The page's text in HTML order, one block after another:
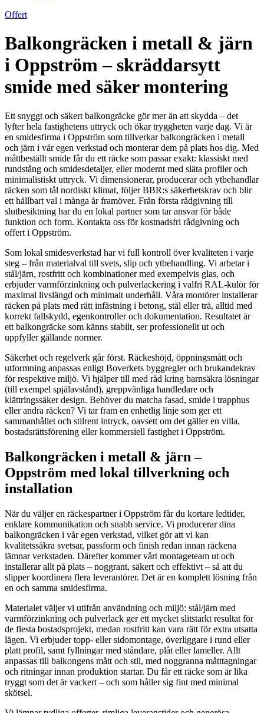
Offert
Balkongräcken i metall & järn
i Oppström – skräddarsytt
smide med säker montering
Ett snyggt och säkert balkongräcke gör mer än att skydda – det
lyfter hela fastighetens uttryck och ökar tryggheten varje dag. Vi är
en smidesfirma i Oppström som tillverkar balkongräcken i metall
och järn i vår egen verkstad och monterar dem på plats hos dig. Med
måttbeställt smide får du ett räcke som passar exakt: klassiskt med
rundstång och smidesdetaljer, eller modernt med släta profiler och
minimalistiskt uttryck. Vi dimensionerar, producerar och ytbehandlar
räcken som tål nordiskt klimat, följer BBR:s säkerhetskrav och blir
ett hållbart val i många år framöver. Från första rådgivning till
slutbesiktning har du en lokal partner som tar ansvar för både
funktion och form. Kontakta oss för kostnadsfri rådgivning och
offert i Oppström.
Som lokal smidesverkstad har vi full kontroll över kvaliteten i varje
steg – från materialval till svets, slip och ytbehandling. Vi arbetar i
stål/järn, rostfritt och kombinationer med exempelvis glas, och
erbjuder varmförzinkning och pulverlackering i valfri RAL-kulör för
maximal livslängd och minimalt underhåll. Våra montörer installerar
räcken på plats med rätt infästning i betong, stål eller trä, alltid med
korrekt fallskydd, egenkontroller och dokumentation. Resultatet är
ett balkongräcke som känns stabilt, ser professionellt ut och
uppfyller gällande normer.
Säkerhet och regelverk går först. Räckeshöjd, öppningsmått och
utformning anpassas enligt Boverkets byggregler och brukandekrav
för respektive miljö. Vi hjälper till med råd kring barnsäkra lösningar
(till exempel spjälavstånd), greppvänliga handledare och
klättringssäker design. Behöver du matcha fasad, smide i trapphus
eller andra räcken? Vi tar fram en enhetlig linje som ger ett
sammanhållet och stilrent intryck, oavsett om det gäller en villa,
bostadsrättsförening eller kommersiell fastighet i Oppström.
Balkongräcken i metall & järn –
Oppström med lokal tillverkning och
installation
När du väljer en räckespartner i Oppström får du kortare ledtider,
enklare kommunikation och snabb service. Vi producerar dina
balkongräcken i vår egen verkstad, vilket gör att vi kan
kvalitetssäkra svetsar, passform och finish redan innan räckena
lämnar verkstaden. Därefter kommer vårt montageteam ut och
installerar allt på plats – noggrant, säkert och effektivt – så att du
slipper koordinera flera leverantörer. Det är en komplett lösning från
en och samma smidesfirma.
Materialet väljer vi utifrån användning och miljö: stål/järn med
varmförzinkning och pulverlack ger ett mycket slitstarkt resultat för
de flesta bostadsprojekt, medan rostfritt kan vara rätt för extra utsatta
lägen. Vi erbjuder topp- eller sidomontage, överliggare i rund eller
platt profil, samt fyllningar med ståndare, plåt eller lameller. Allt
anpassas till balkongens mått och stil, med noggranna måtttagningar
och ritningar innan produktion startar. Du får ett räcke som är lika
tryggt som det är vackert – och som håller sig fint med minimal
skötsel.